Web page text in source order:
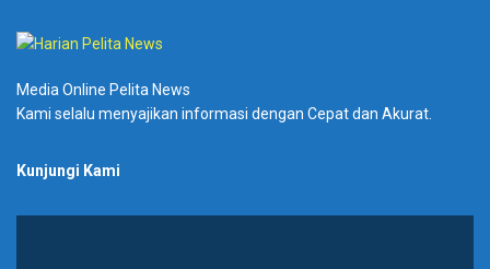
Media Online Pelita News
Kami selalu menyajikan informasi dengan Cepat dan Akurat.
Kunjungi Kami